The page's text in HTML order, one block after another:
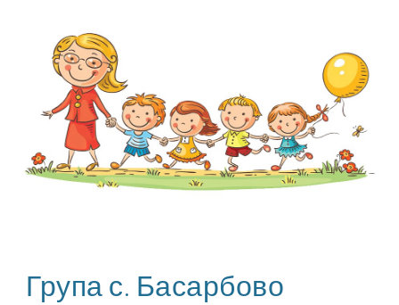
Група с. Басарбово